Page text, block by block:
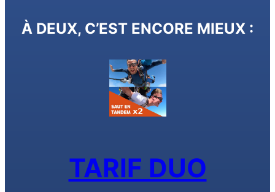
À DEUX, C’EST ENCORE MIEUX :
TARIF DUO